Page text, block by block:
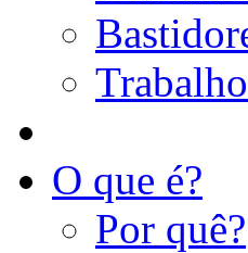
O que é?
Por quê?